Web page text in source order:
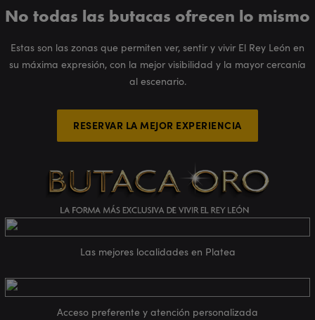
No todas las butacas ofrecen lo mismo
Estas son las zonas que permiten ver, sentir y vivir El Rey León en
su máxima expresión, con la mejor visibilidad y la mayor cercanía
al escenario.
RESERVAR LA MEJOR EXPERIENCIA
Las mejores localidades en Platea
Acceso preferente y atención personalizada